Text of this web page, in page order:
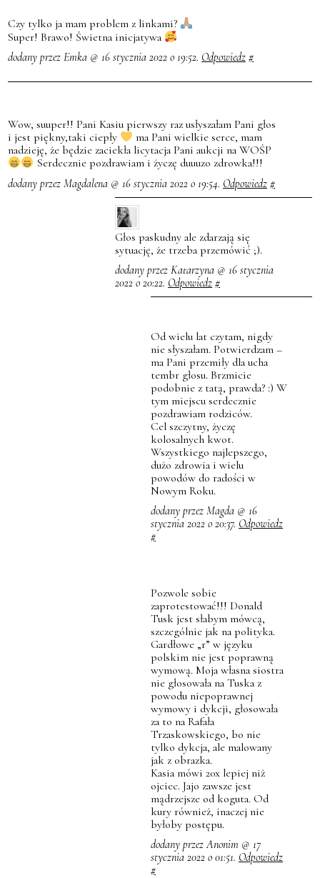
Czy tylko ja mam problem z linkami?
Super! Brawo! Świetna inicjatywa
dodany przez Emka @ 16 stycznia 2022 o 19:52. Odpowiedz #
Wow, suuper!! Pani Kasiu pierwszy raz usłyszałam Pani głos
i jest piękny,taki ciepły
ma Pani wielkie serce, mam
nadzieję, że będzie zaciekła licytacja Pani aukcji na WOŚP
Serdecznie pozdrawiam i życzę duuuzo zdrowka!!!
dodany przez Magdalena @ 16 stycznia 2022 o 19:54. Odpowiedz #
Głos paskudny ale zdarzają się
sytuację, że trzeba przemówić ;).
dodany przez Katarzyna @ 16 stycznia
2022 o 20:22. Odpowiedz #
Od wielu lat czytam, nigdy
nie słyszałam. Potwierdzam –
ma Pani przemiły dla ucha
tembr głosu. Brzmicie
podobnie z tatą, prawda? :) W
tym miejscu serdecznie
pozdrawiam rodziców.
Cel szczytny, życzę
kolosalnych kwot.
Wszystkiego najlepszego,
dużo zdrowia i wielu
powodów do radości w
Nowym Roku.
dodany przez Magda @ 16
stycznia 2022 o 20:37. Odpowiedz
#
Pozwole sobie
zaprotestować!!! Donald
Tusk jest słabym mówcą,
szczególnie jak na polityka.
Gardłowe „r” w języku
polskim nie jest poprawną
wymową. Moja własna siostra
nie głosowała na Tuska z
powodu niepoprawnej
wymowy i dykcji, głosowała
za to na Rafała
Trzaskowskiego, bo nie
tylko dykcja, ale malowany
jak z obrazka.
Kasia mówi 20x lepiej niż
ojciec. Jajo zawsze jest
mądrzejsze od koguta. Od
kury również, inaczej nie
byłoby postępu.
dodany przez Anonim @ 17
stycznia 2022 o 01:51. Odpowiedz
#